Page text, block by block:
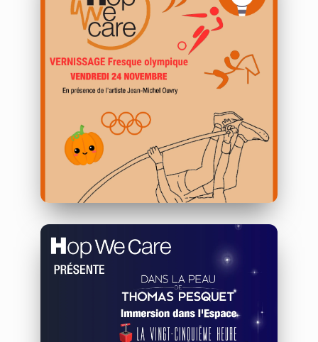
CRHU de Tours
24/11/2023